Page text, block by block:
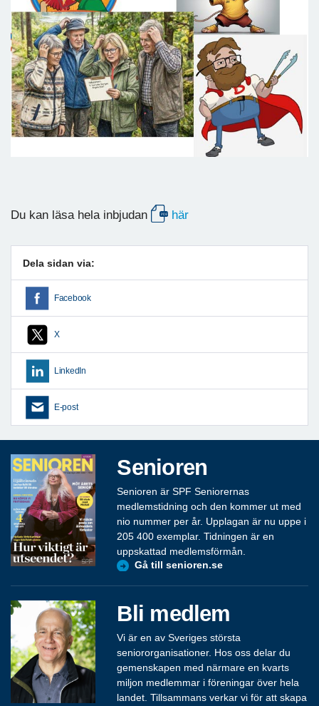
Du kan läsa hela inbjudan här
Dela sidan via:
Facebook
X
LinkedIn
E-post
Senioren
Senioren är SPF Seniorernas
medlemstidning och den kommer ut med
nio nummer per år. Upplagan är nu uppe i
205 400 exemplar. Tidningen är en
uppskattad medlemsförmån.
Gå till senioren.se
Bli medlem
Vi är en av Sveriges största
seniororganisationer. Hos oss delar du
gemenskapen med närmare en kvarts
miljon medlemmar i föreningar över hela
landet. Tillsammans verkar vi för att skapa